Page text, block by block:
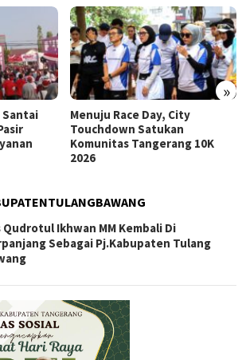
»
Santai
Menuju Race Day, City
Touchdown Satukan
Komunitas Tangerang 10K
2026
Qudrotul Ikhwan MM Kembali Di
Sebagai Pj.Kabupaten Tulang